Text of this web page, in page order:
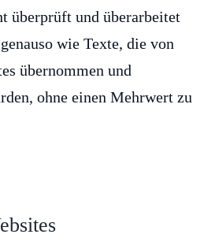
überprüft und überarbeitet
wie Texte, die von
übernommen und
ohne einen Mehrwert zu